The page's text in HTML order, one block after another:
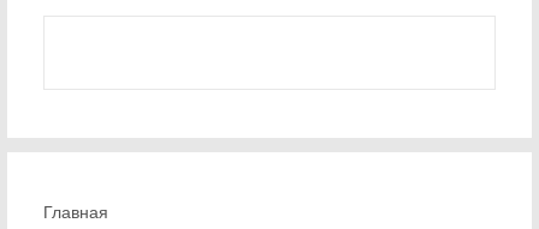
Главная